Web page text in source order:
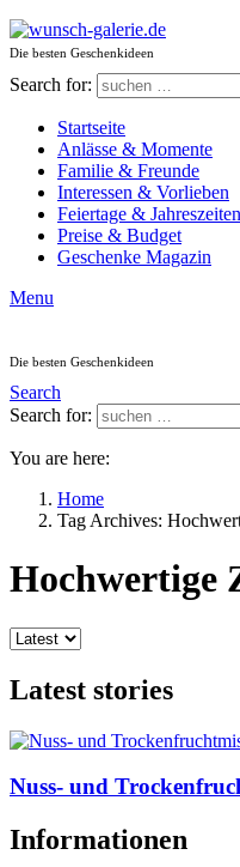
Die besten Geschenkideen
Search for:
Startseite
Anlässe & Momente
Familie & Freunde
Interessen & Vorlieben
Feiertage & Jahreszeiten
Preise & Budget
Geschenke Magazin
Menu
Die besten Geschenkideen
Search
Search for:
You are here:
Home
Tag Archives:
Hochwertige
Latest stories
Nuss- und
Informationen